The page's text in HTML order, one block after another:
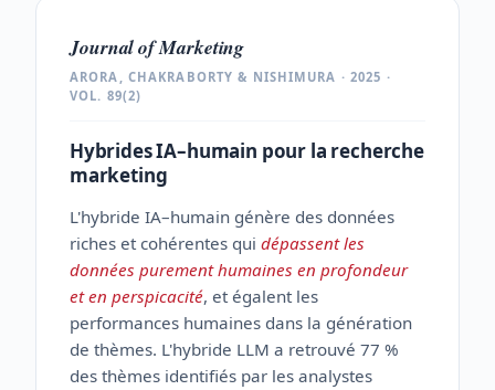
Journal of Marketing
ARORA, CHAKRABORTY & NISHIMURA · 2025 ·
VOL. 89(2)
Hybrides IA–humain pour la recherche
marketing
L'hybride IA–humain génère des données
riches et cohérentes qui dépassent les
données purement humaines en profondeur
et en perspicacité, et égalent les
performances humaines dans la génération
de thèmes. L'hybride LLM a retrouvé 77 %
des thèmes identifiés par les analystes